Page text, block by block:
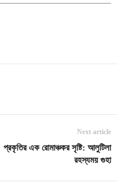
Next article
প্রকৃতির এক রোমাঞ্চকর সৃষ্টি: আলুটিলা
রহস্যময় গুহা